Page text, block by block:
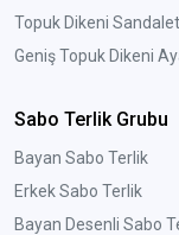
Topuk Dikeni
Geniş Topuk Dikeni
Sabo Terlik Grubu
Bayan Sabo Terlik
Erkek Sabo Terlik
Bayan Desenli Sabo